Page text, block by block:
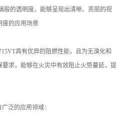
般的透明度，能够呈现出清晰、亮丽的视
度的应用场景
具有优异的阻燃性能，且为无溴化和
求，能够在火灾中有效阻止火势蔓延，提
泛的应用领域：